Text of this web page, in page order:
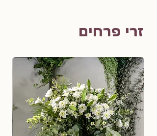
זרי פרחים